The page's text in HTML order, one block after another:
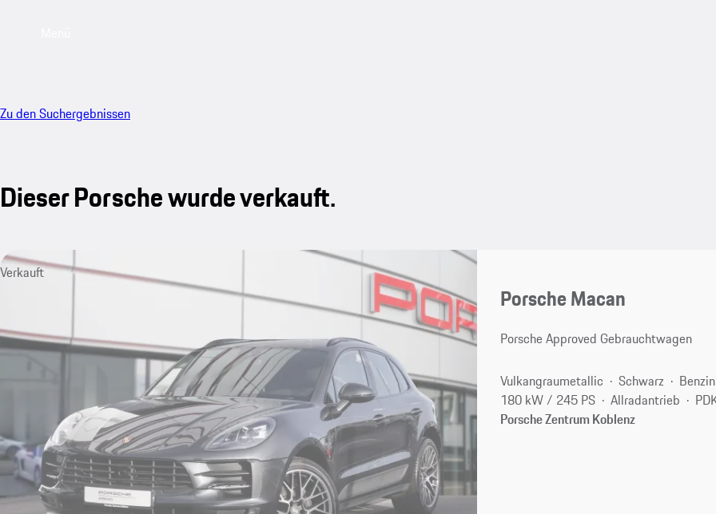
Zu den Suchergebnissen
Dieser Porsche wurde verkauft.
Verkauft
Porsche Macan
Porsche Approved Gebrauchtwagen
Vulkangraumetallic Schwarz Benzin
180 kW / 245 PS
Allradantrieb
Porsche Zentrum Koblenz